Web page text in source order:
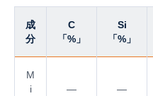
成
分
C
「%」
Si
「%」
M
i
— —